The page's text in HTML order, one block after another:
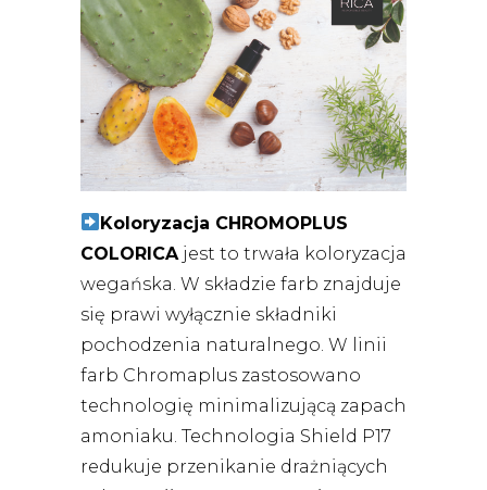
Koloryzacja CHROMOPLUS
COLORICAjest to trwała koloryzacja
wegańska. W składzie farb znajduje
się prawi wyłącznie składniki
pochodzenia naturalnego. W linii
farb Chromaplus zastosowano
technologię minimalizującą zapach
amoniaku. Technologia Shield P17
redukuje przenikanie drażniących